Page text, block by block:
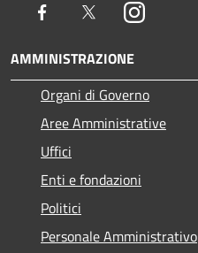
Facebook TwitterInstagram
AMMINISTRAZIONE
Organi di Governo
Aree Amministrative
Uffici
Enti e fondazioni
Politici
Personale Amministrativo